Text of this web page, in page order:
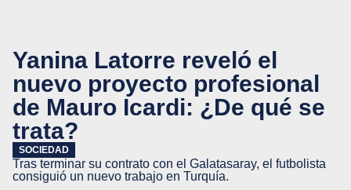
Yanina Latorre reveló el
nuevo proyecto profesional
de Mauro Icardi: ¿De qué se
trata?
SOCIEDAD
Tras terminar su contrato con el Galatasaray, el futbolista
consiguió un nuevo trabajo en Turquía.